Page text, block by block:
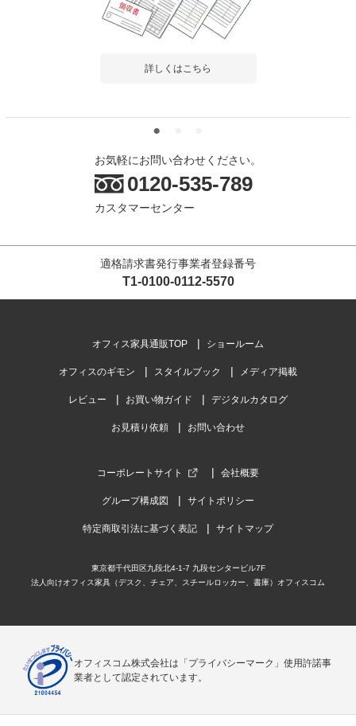
詳しくはこちら
お気軽にお問い合わせください。
0120-535-789
カスタマーセンター
適格請求書発行事業者登録番号
T1-0100-0112-5570
オフィス家具通販TOP ショールーム
オフィスのギモン スタイルブック メディア掲載
レビュー お買い物ガイド デジタルカタログ
お見積り依頼 お問い合わせ
コーポレートサイト 会社概要
グループ構成図 サイトポリシー
特定商取引法に基づく表記 サイトマップ
東京都千代田区九段北4-1-7 九段センタービル7F
法人向けオフィス家具（デスク、チェア、スチールロッカー、書庫）オフィスコム
オフィスコム株式会社は「プライバシーマーク」使用許諾事
業者として認定されています。